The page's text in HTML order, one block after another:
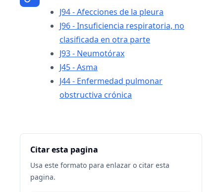
J94 - Afecciones de la pleura
J96 - Insuficiencia respiratoria, no
clasificada en otra parte
J93 - Neumotórax
J45 - Asma
J44 - Enfermedad pulmonar
obstructiva crónica
Citar esta pagina
Usa este formato para enlazar o citar esta
pagina.